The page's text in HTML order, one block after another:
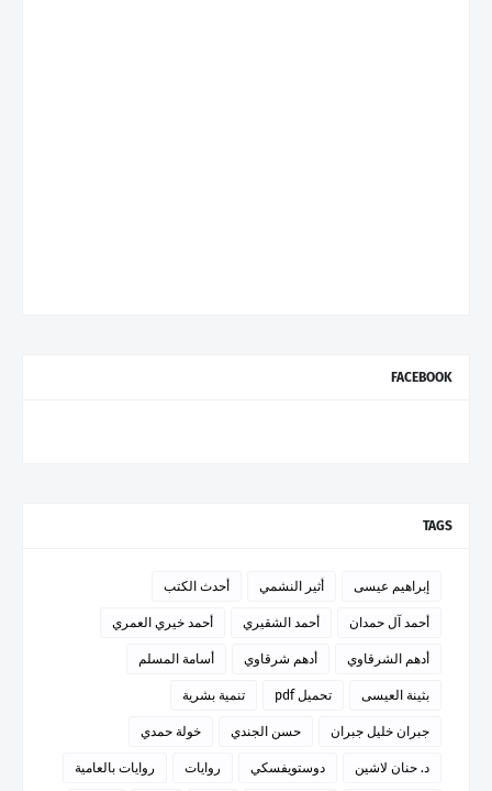
FACEBOOK
TAGS
إبراهيم عيسى أثير النشمي أحدث الكتب
أحمد آل حمدان أحمد الشقيري أحمد خيري العمري
أدهم الشرقاوي أدهم شرقاوي أسامة المسلم
بثينة العيسى تحميل pdf تنمية بشرية
جبران خليل جبران حسن الجندي خولة حمدي
د. حنان لاشين دوستويفسكي روايات روايات بالعامية